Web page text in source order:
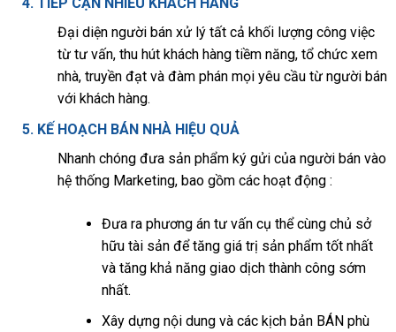
Đại diện người bán xử lý tất cả khối lượng công việc
từ tư vấn, thu hút khách hàng tiềm năng, tổ chức xem
nhà, truyền đạt và đàm phán mọi yêu cầu từ người bán
với khách hàng.
5. KẾ HOẠCH BÁN NHÀ HIỆU QUẢ
Nhanh chóng đưa sản phẩm ký gửi của người bán vào
hệ thống Marketing, bao gồm các hoạt động :
Đưa ra phương án tư vấn cụ thể cùng chủ sở
hữu tài sản để tăng giá trị sản phẩm tốt nhất
và tăng khả năng giao dịch thành công sớm
nhất.
Xây dựng nội dung và các kịch bản BÁN phù